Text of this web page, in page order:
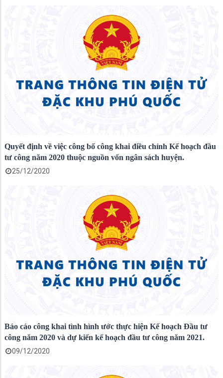
Quyết định về việc công bố công khai điều chỉnh Kế hoạch đầu
tư công năm 2020 thuộc nguồn vốn ngân sách huyện.
25/12/2020
Báo cáo công khai tình hình ước thực hiện Kế hoạch Đầu tư
công năm 2020 và dự kiến kế hoạch đầu tư công năm 2021.
09/12/2020